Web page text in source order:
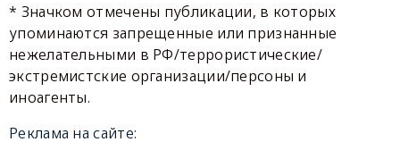
* Значком отмечены публикации, в которых
упоминаются запрещенные или признанные
нежелательными в РФ/террористические/
экстремистские организации/персоны и
иноагенты.
Реклама на сайте: